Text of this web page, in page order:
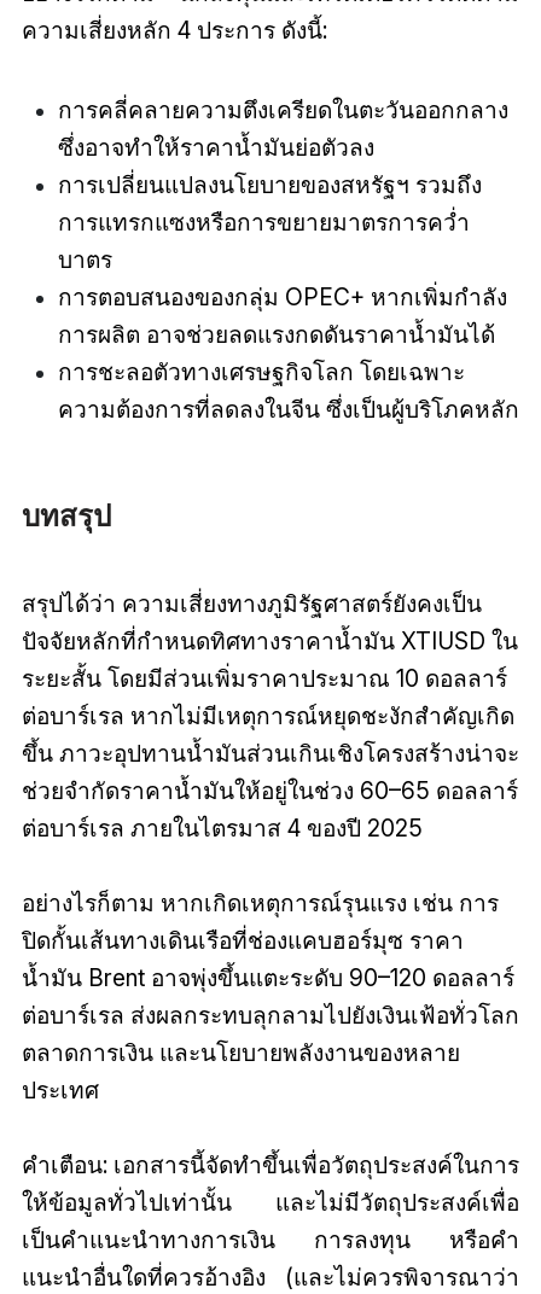
ความเสี่ยงหลัก 4 ประการ ดังนี้:
การคลี่คลายความตึงเครียดในตะวันออกกลาง
ซึ่งอาจทำให้ราคาน้ำมันย่อตัวลง
การเปลี่ยนแปลงนโยบายของสหรัฐฯ รวมถึง
การแทรกแซงหรือการขยายมาตรการคว่ำ
บาตร
การตอบสนองของกลุ่ม OPEC+ หากเพิ่มกำลัง
การผลิต อาจช่วยลดแรงกดดันราคาน้ำมันได้
การชะลอตัวทางเศรษฐกิจโลก โดยเฉพาะ
ความต้องการที่ลดลงในจีน ซึ่งเป็นผู้บริโภคหลัก
บทสรุป
สรุปได้ว่า ความเสี่ยงทางภูมิรัฐศาสตร์ยังคงเป็น
ปัจจัยหลักที่กำหนดทิศทางราคาน้ำมัน XTIUSD ใน
ระยะสั้น โดยมีส่วนเพิ่มราคาประมาณ 10 ดอลลาร์
ต่อบาร์เรล หากไม่มีเหตุการณ์หยุดชะงักสำคัญเกิด
ขึ้น ภาวะอุปทานน้ำมันส่วนเกินเชิงโครงสร้างน่าจะ
ช่วยจำกัดราคาน้ำมันให้อยู่ในช่วง 60–65 ดอลลาร์
ต่อบาร์เรล ภายในไตรมาส 4 ของปี 2025
อย่างไรก็ตาม หากเกิดเหตุการณ์รุนแรง เช่น การ
ปิดกั้นเส้นทางเดินเรือที่ช่องแคบฮอร์มุซ ราคา
น้ำมัน Brent อาจพุ่งขึ้นแตะระดับ 90–120 ดอลลาร์
ต่อบาร์เรล ส่งผลกระทบลุกลามไปยังเงินเฟ้อทั่วโลก
ตลาดการเงิน และนโยบายพลังงานของหลาย
ประเทศ
คำเตือน: เอกสารนี้จัดทำขึ้นเพื่อวัตถุประสงค์ในการ
ให้ข้อมูลทั่วไปเท่านั้น และไม่มีวัตถุประสงค์เพื่อ
เป็นคำแนะนำทางการเงิน การลงทุน หรือคำ
แนะนำอื่นใดที่ควรอ้างอิง (และไม่ควรพิจารณาว่า